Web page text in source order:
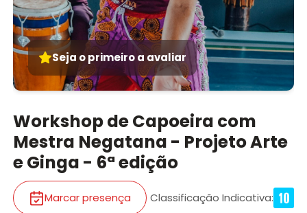
Seja o primeiro a avaliar
Workshop de Capoeira com
Mestra Negatana - Projeto Arte
e Ginga - 6ª edição
Marcar presença Classificação Indicativa: